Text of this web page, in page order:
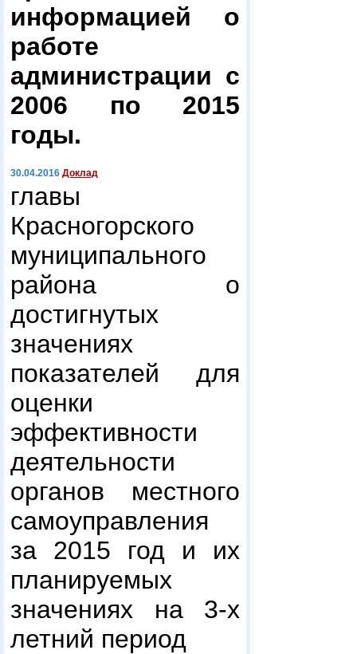
информацией о
работе
администрации с
2006 по 2015
годы.
30.04.2016 Доклад
главы
Красногорского
муниципального
района о
достигнутых
значениях
показателей для
оценки
эффективности
деятельности
органов местного
самоуправления
за 2015 год и их
планируемых
значениях на 3-х
летний период